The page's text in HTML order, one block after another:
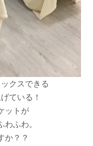
クスできる
ている！
ットが
ふわ。
か？？